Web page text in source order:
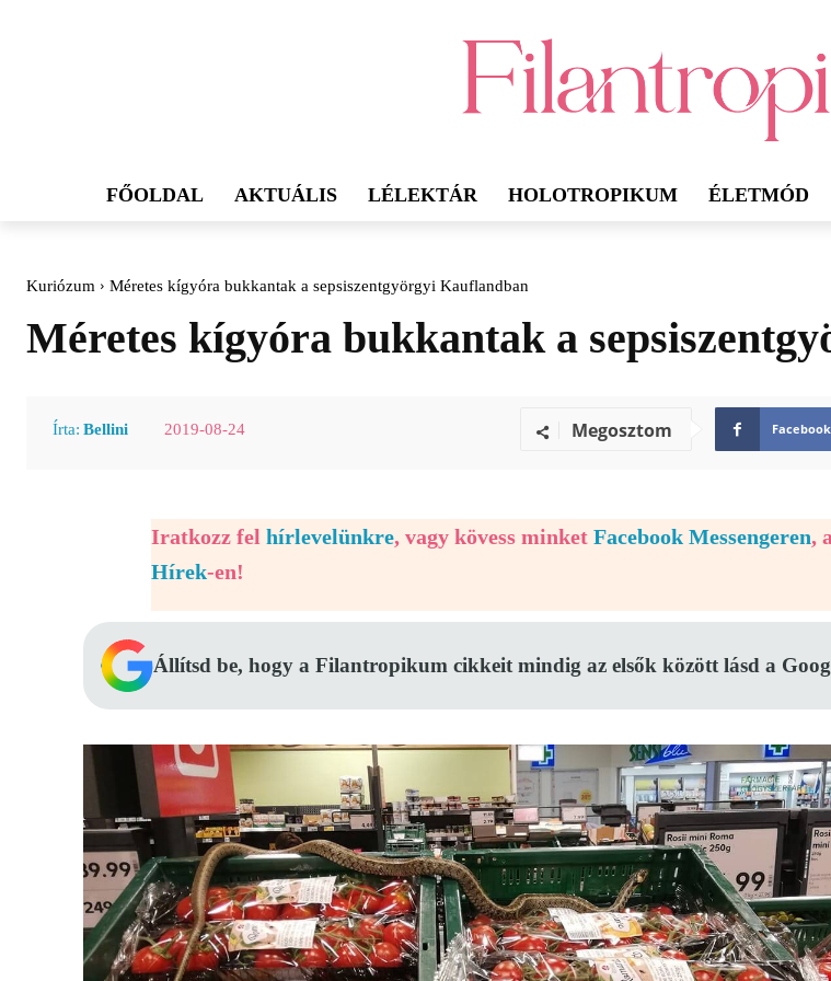
FŐOLDAL AKTUÁLIS LÉLEKTÁR HOLOTROPIKUM ÉLETMÓD
Kuriózum Méretes kígyóra bukkantak a sepsiszentgyörgyi Kauflandban
Méretes kígyóra bukkantak a
Írta: Bellini 2019-08-24 Megosztom Facebook
Iratkozz fel hírlevelünkre, vagy kövess minket Facebook Messengeren, a
Hírek-en!
Állítsd be, hogy a Filantropikum cikkeit mindig az elsők között lásd a